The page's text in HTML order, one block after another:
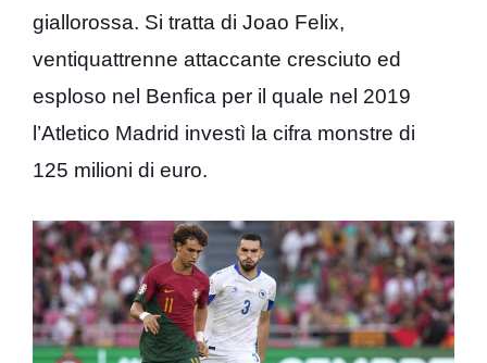
giallorossa. Si tratta di Joao Felix,
ventiquattrenne attaccante cresciuto ed
esploso nel Benfica per il quale nel 2019
l’Atletico Madrid investì la cifra monstre di
125 milioni di euro.